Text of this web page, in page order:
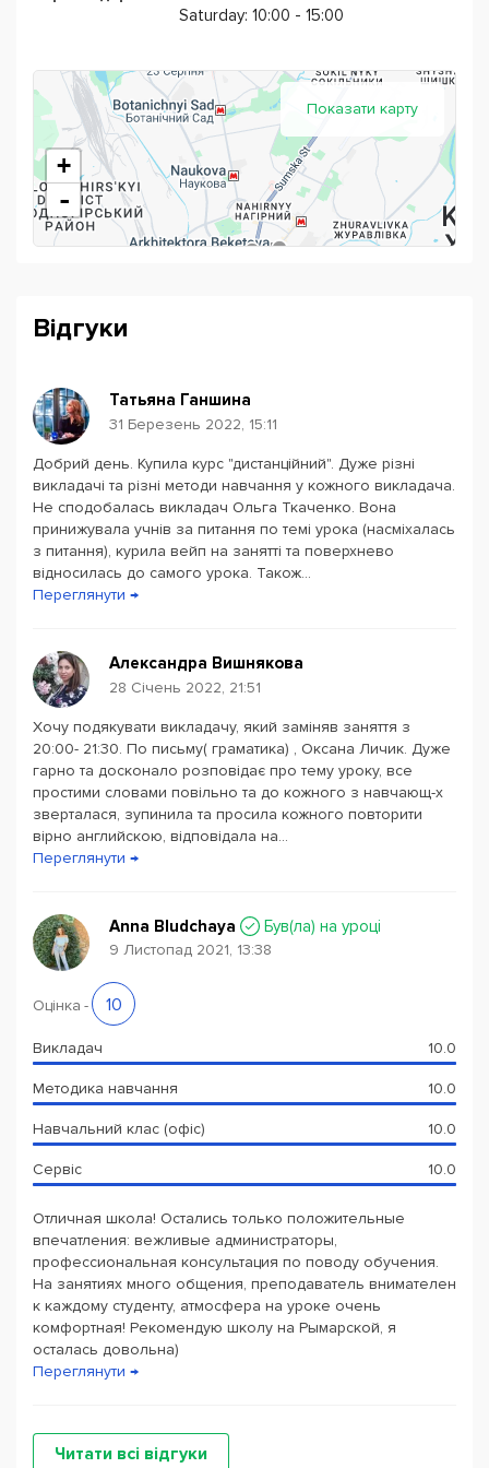
щосеместру;
Green Forest: велика школа - великі можливості!
Saturday: 10:00 - 15:00
Показати карту
+
-
Powered byLeaflet— © Google 2026
Відгуки
Татьяна Ганшина
31 Березень 2022, 15:11
Добрий день. Купила курс "дистанційний". Дуже різні
викладачі та різні методи навчання у кожного викладача.
Не сподобалась викладач Ольга Ткаченко. Вона
принижувала учнів за питання по темі урока (насміхалась
з питання), курила вейп на занятті та поверхнево
відносилась до самого урока. Також...
Переглянути →
Александра Вишнякова
28 Січень 2022, 21:51
Хочу подякувати викладачу, який заміняв заняття з
20:00- 21:30. По письму( граматика) , Оксана Личик. Дуже
гарно та досконало розповідає про тему уроку, все
простими словами повільно та до кожного з навчающ-х
зверталася, зупинила та просила кожного повторити
вірно английскою, відповідала на...
Переглянути →
Anna Bludchaya Був(ла) на уроці
9 Листопад 2021, 13:38
Оцінка - 10
Викладач 10.0
Методика навчання 10.0
Навчальний клас (офіс) 10.0
Сервіс 10.0
Отличная школа! Остались только положительные
впечатления: вежливые администраторы,
профессиональная консультация по поводу обучения.
На занятиях много общения, преподаватель внимателен
к каждому студенту, атмосфера на уроке очень
комфортная! Рекомендую школу на Рымарской, я
осталась довольна)
Переглянути →
Читати всі відгуки